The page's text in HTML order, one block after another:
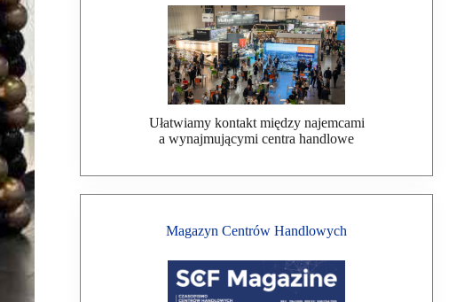
Ułatwiamy kontakt między najemcami
a wynajmującymi centra handlowe
Magazyn Centrów Handlowych